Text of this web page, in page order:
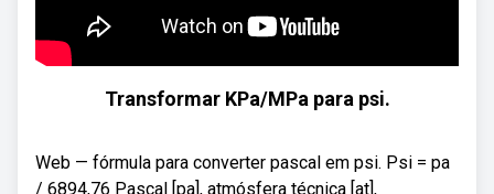
Transformar KPa/MPa para psi.
Web — fórmula para converter pascal em psi. Psi = pa
/ 6894,76 Pascal [pa], atmósfera técnica [at],